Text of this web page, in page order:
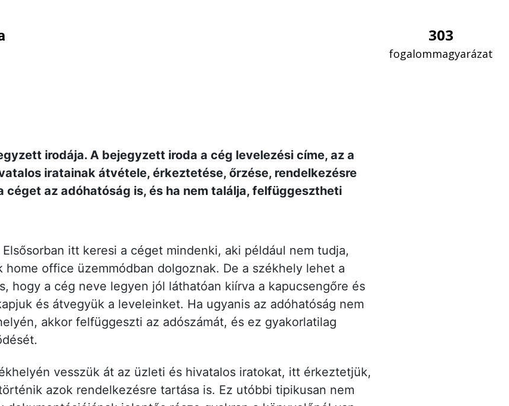
303
fogalommagyarázat
irodája. A bejegyzett iroda a cég levelezési címe, az a
iratainak átvétele, érkeztetése, őrzése, rendelkezésre
az adóhatóság is, és ha nem találja, felfüggesztheti
itt keresi a céget mindenki, aki például nem tudja,
home office üzemmódban dolgoznak. De a székhely lehet a
hogy a cég neve legyen jól láthatóan kiírva a kapucsengőre és
és átvegyük a leveleinket. Ha ugyanis az adóhatóság nem
akkor felfüggeszti az adószámát, és ez gyakorlatilag
vesszük át az üzleti és hivatalos iratokat, itt érkeztetjük,
azok rendelkezésre tartása is. Ez utóbbi tipikusan nem